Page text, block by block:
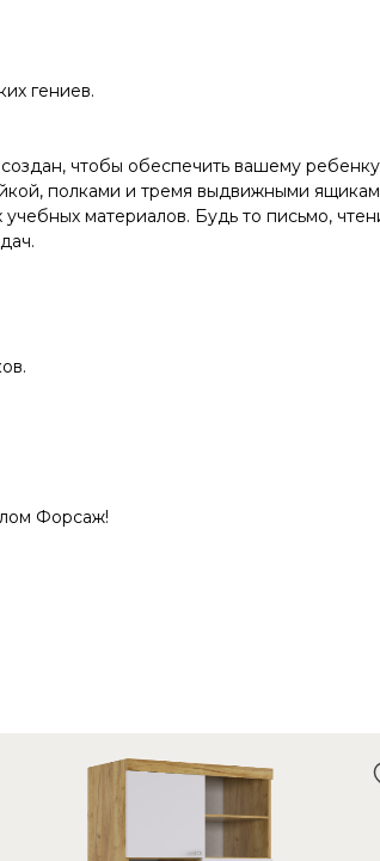
гениев.
чтобы обеспечить вашему ребенку
полками и тремя выдвижными
материалов. Будь то письмо,
Форсаж!